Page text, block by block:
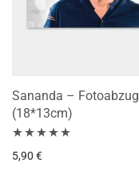
Sananda – Fotoabzug
(18*13cm)
Bewertet mit
5,90 €